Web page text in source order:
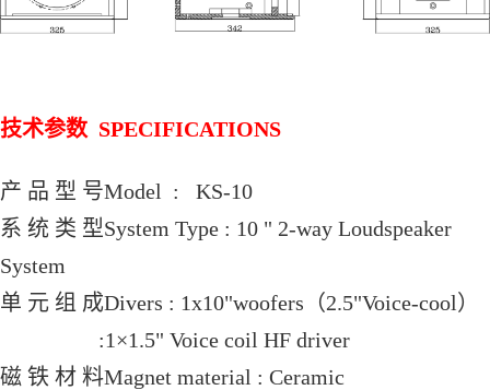
技术参数 SPECIFICATIONS
产 品 型 号Model : KS-10
系 统 类 型System Type : 10 " 2-way Loudspeaker
System
单 元 组 成Divers : 1x10"woofers（2.5"Voice-cool）
:1×1.5" Voice coil HF driver
磁 铁 材 料Magnet material : Ceramic